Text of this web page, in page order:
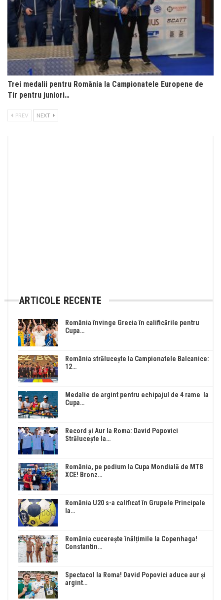
Trei medalii pentru România la Campionatele Europene de
Tir pentru juniori…
PREV NEXT
ARTICOLE RECENTE
România învinge Grecia în calificările pentru
Cupa…
România strălucește la Campionatele Balcanice:
12…
Medalie de argint pentru echipajul de 4 rame la
Cupa…
Record și Aur la Roma: David Popovici
Strălucește la…
România, pe podium la Cupa Mondială de MTB
XCE! Bronz…
România U20 s-a calificat în Grupele Principale
la…
România cucerește înălțimile la Copenhaga!
Constantin…
Spectacol la Roma! David Popovici aduce aur și
argint…